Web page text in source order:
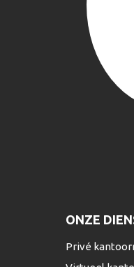
ONZE
Privé